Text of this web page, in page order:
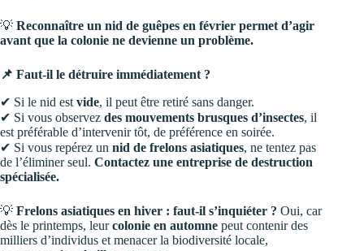
💡 Reconnaître un nid de guêpes en février permet d’agir
avant que la colonie ne devienne un problème.
📌 Faut-il le détruire immédiatement ?
✔ Si le nid est vide, il peut être retiré sans danger.
✔ Si vous observez des mouvements brusques d’insectes, il
est préférable d’intervenir tôt, de préférence en soirée.
✔ Si vous repérez un nid de frelons asiatiques, ne tentez pas
de l’éliminer seul. Contactez une entreprise de destruction
spécialisée.
💡 Frelons asiatiques en hiver : faut-il s’inquiéter ? Oui, car
dès le printemps, leurcolonie en automne peut contenir des
milliers d’individus et menacer la biodiversité locale,